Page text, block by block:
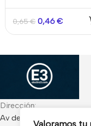
0,65€ 0,46 €
Dirección:
Av de Francia 234 Local -